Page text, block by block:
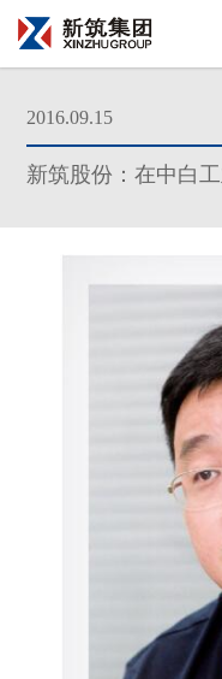
2016.09.15
新筑股份：在中白